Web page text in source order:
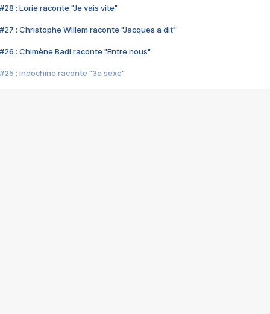
#28 : Lorie raconte "Je vais vite"
#27 : Christophe Willem raconte "Jacques a dit"
#26 : Chimène Badi raconte "Entre nous"
#25 : Indochine raconte "3e sexe"